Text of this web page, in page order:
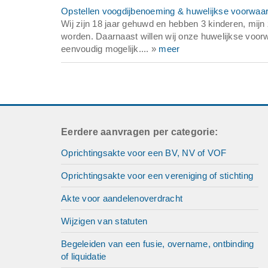
Opstellen voogdijbenoeming & huwelijkse
Wij zijn 18 jaar gehuwd en hebben 3 kinderen,
worden. Daarnaast willen wij onze huwelijkse
eenvoudig mogelijk.... » meer
Eerdere aanvragen per categorie:
Oprichtingsakte voor een BV, NV of VOF
Oprichtingsakte voor een vereniging of stichting
Akte voor aandelenoverdracht
Wijzigen van statuten
Begeleiden van een fusie, overname, ontbinding
of liquidatie